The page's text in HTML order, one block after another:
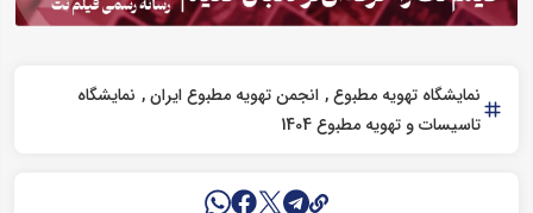
نمایشگاه تهویه مطبوع انجمن تهویه مطبوع ایران نمایشگاه
تاسیسات و تهویه مطبوع 1404